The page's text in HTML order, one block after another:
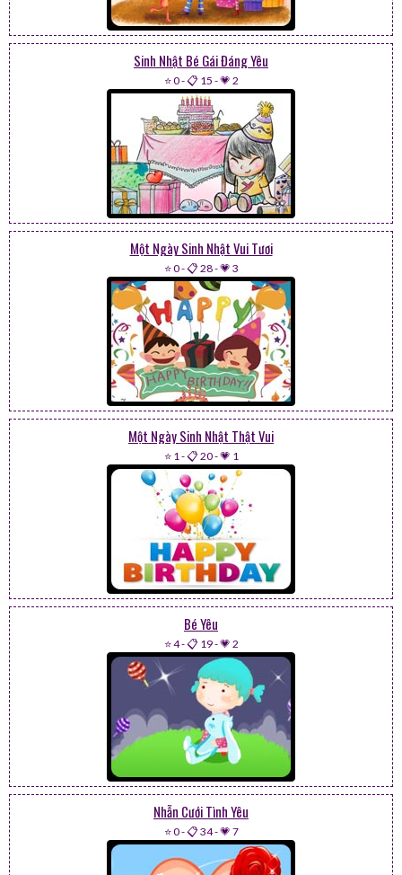
Sinh Nhật Bé Gái Đáng Yêu
⭐ 0-📋 15 -💗 2
Một Ngày Sinh Nhật Vui Tươi
⭐ 0-📋 28-💗 3
Một Ngày Sinh Nhật Thật Vui
⭐ 1-📋 20-💗 1
Bé Yêu
⭐ 4-📋 19-💗 2
Nhẫn Cưới Tình Yêu
⭐ 0-📋 34-💗 7